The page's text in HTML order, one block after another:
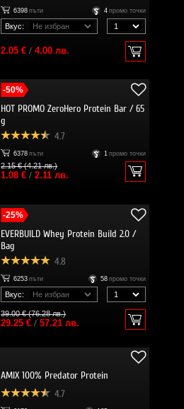
6398 пъти 4 промо точки
Вкус:
2.05 €/ 4.00 лв.
-50%
HOT PROMO ZeroHero Protein Bar / 65
g
4.7
6378 пъти 1 промо точки
2.15 € (4.21 лв.)
1.08 €/ 2.11 лв.
-25%
EVERBUILD Whey Protein Build 2.0 /
Bag
4.8
6253 пъти 58 промо точки
Вкус:
39.00 € (76.28 лв.)
29.25 €/ 57.21 лв.
AMIX 100% Predator Protein
4.7